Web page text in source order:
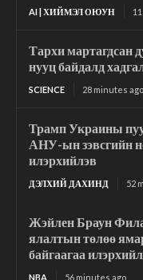
AI | ХИЙМЭЛ ОЮУН
Тархи мартагдсан
нууц байдалд
SCIENCE 28 minutes ago
Трамп Украины
АНУ-ын зэвсгийн
илэрхийлэв
ДЭЛХИЙ ДАХИНД 52
Жэйлен Браун
ялалтын төлөө
байгаагаа
NBA 56 minutes ago